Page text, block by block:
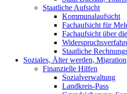
Staatliche Aufsicht
Kommunalaufsicht
Fachaufsicht für
Fachaufsicht über
Staatliche
Soziales, Älter werden, Migration
Finanzielle Hilfen
Sozialverwaltung
Landkreis-Pass